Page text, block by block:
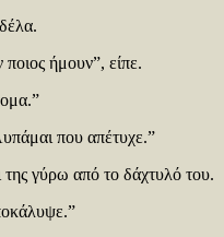
ήμουν”, είπε.
που απέτυχε.”
της γύρω από το δάχτυλό του.